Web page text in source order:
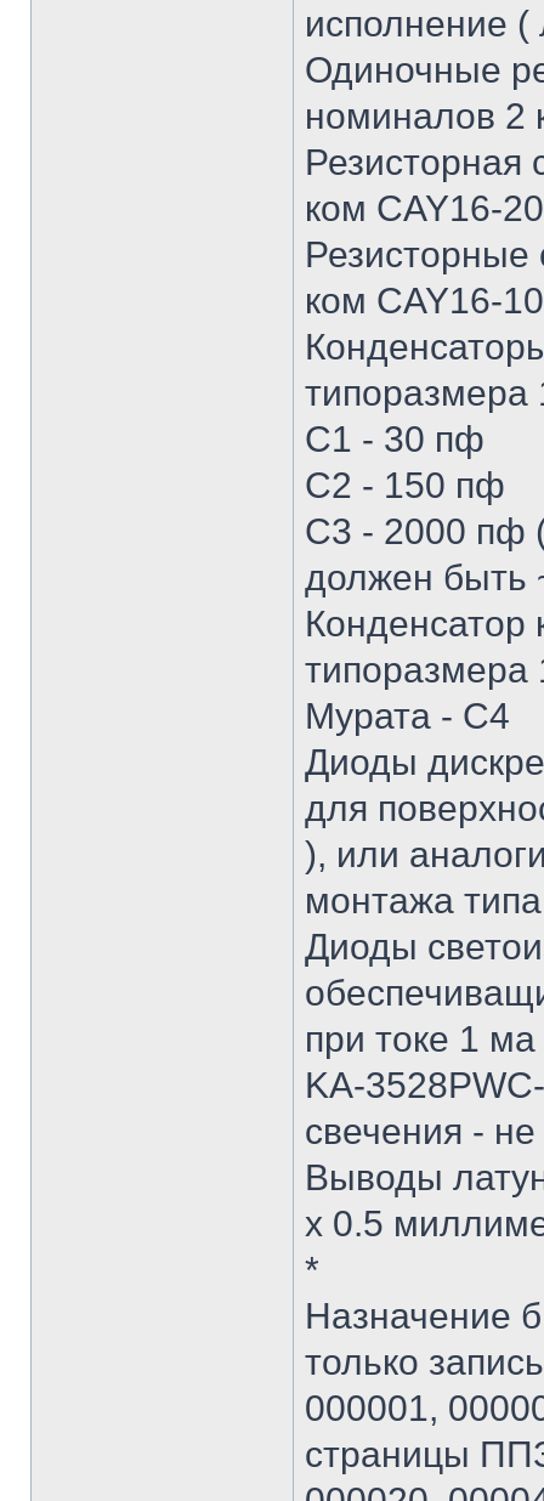
исполнение
Одиночные
номиналов 2
Резисторная
ком CAY16-
ком CAY16-
типоразмера
С1 - 30 пф
С2 - 150 пф
С3 - 2000 пф
должен быть
Конденсатор
Мурата - С4
Диоды
для
), или
монтажа
Диоды
при токе 1
KA-
свечения -
Выводы
х 0.5
*
Назначение
только
000001,
страницы